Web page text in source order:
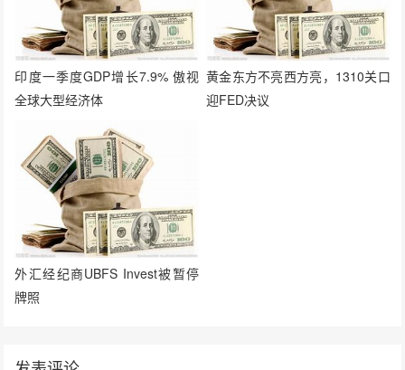
印度一季度GDP增长7.9% 傲视
全球大型经济体
黄金东方不亮西方亮，1310关口
迎FED决议
外汇经纪商UBFS Invest被暂停
牌照